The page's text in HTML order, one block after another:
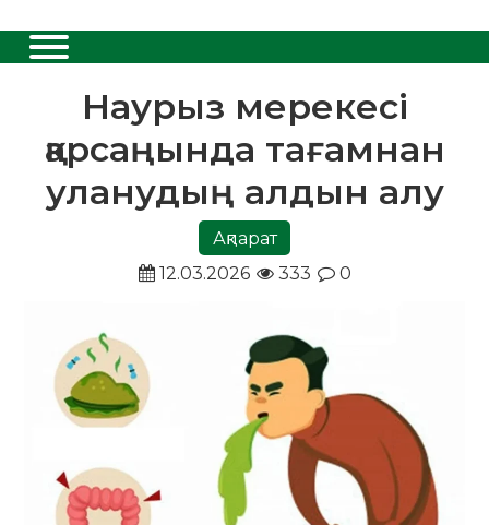
Наурыз мерекесі
қарсаңында тағамнан
уланудың алдын алу
Ақпарат
12.03.2026
333 0